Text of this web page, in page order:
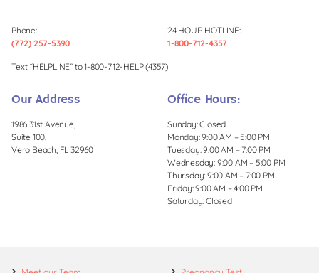
Phone:
(772) 257-5390
24 HOUR HOTLINE:
1-800-712-4357
Text “HELPLINE” to 1-800-712-HELP (4357)
Our Address
1986 31st Avenue,
Suite 100,
Vero Beach, FL 32960
Office Hours:
Sunday: Closed
Monday: 9:00 AM – 5:00 PM
Tuesday: 9:00 AM – 7:00 PM
Wednesday: 9:00 AM – 5:00 PM
Thursday: 9:00 AM – 7:00 PM
Friday: 9:00 AM – 4:00 PM
Saturday: Closed